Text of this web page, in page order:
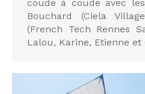
coude à coude avec
Bouchard (Ciela
(French Tech Rennes
Lalou, Karine, Etienne et